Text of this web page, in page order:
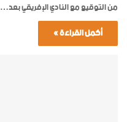
من التوقيع مع النادي الإفريقي بعد…
أكمل القراءة »